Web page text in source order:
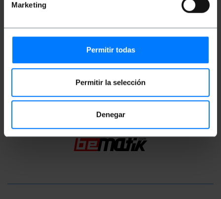
Marketing
Permitir todas
Permitir la selección
Denegar
x altura): 13.0 x 13.0 x 3.5 cm
Número de pacotes: 1
Tamanhos de pacotes: 13.0 x 13.0 x 3.5 cm